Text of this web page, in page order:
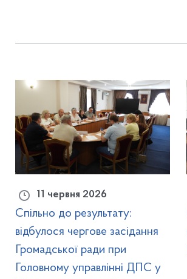
11 червня 2026
Спільно до результату:
відбулося чергове засідання
Громадської ради при
Головному управлінні ДПС у